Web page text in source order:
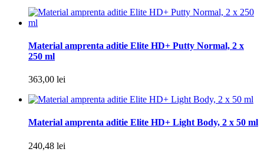
Material amprenta aditie Elite HD+ Putty Normal, 2 x
250 ml
363,00 lei
Material amprenta aditie Elite HD+ Light Body, 2 x 50 ml
240,48 lei